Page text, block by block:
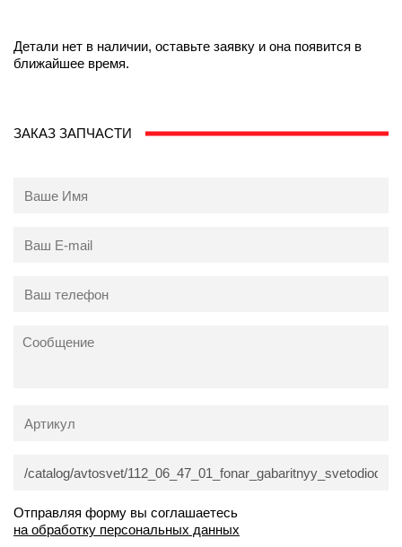
Детали нет в наличии, оставьте заявку и она появится в
ближайшее время.
ЗАКАЗ ЗАПЧАСТИ
Отправляя форму вы соглашаетесь
на обработку персональных данных